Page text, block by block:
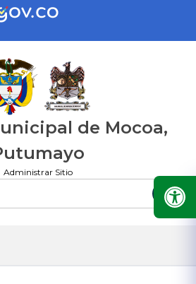
de Mocoa,
Administrar Sitio